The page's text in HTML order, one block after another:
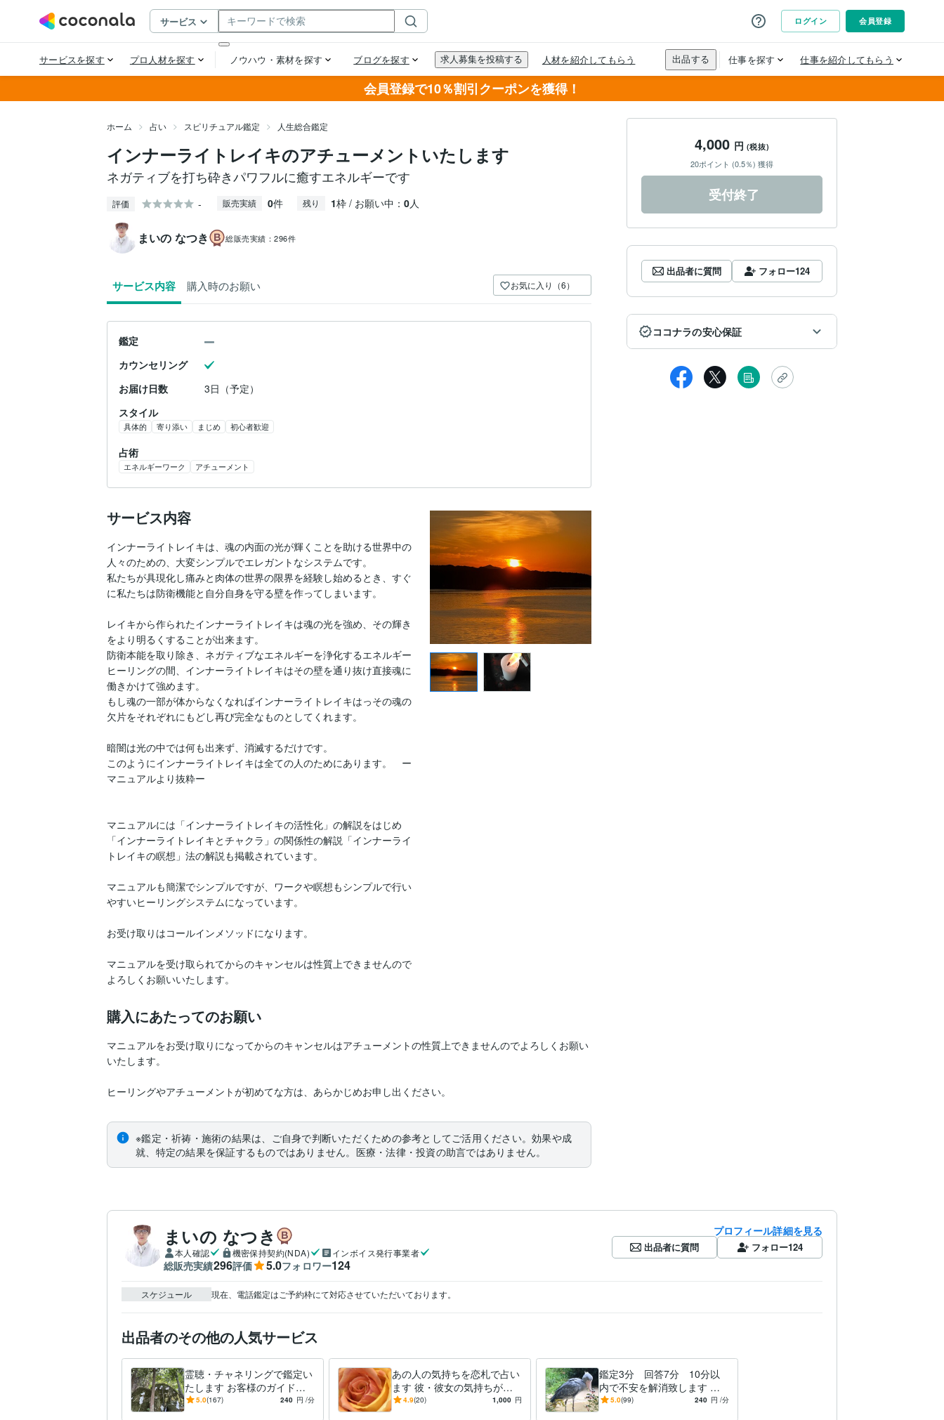
会員登録で10％割引クーポンを獲得！
ホーム 占い スピリチュアル鑑定 人生総合鑑定
インナーライトレイキのアチューメントいたします
ネガティブを打ち砕きパワフルに癒すエネルギーです
評価 - 販売実績 0件 残り 1枠 / お願い中： 0人
まいの なつき 総販売実績：296件
サービス内容 購入時のお願い お気に入り（6）
鑑定
カウンセリング
お届け日数
3日（予定）
スタイル
具体的 寄り添い まじめ 初心者歓迎
占術
エネルギーワーク アチューメント
サービス内容
インナーライトレイキは、魂の内面の光が輝くことを助ける世界中の
人々のための、大変シンプルでエレガントなシステムです。
私たちが具現化し痛みと肉体の世界の限界を経験し始めるとき、すぐ
に私たちは防衛機能と自分自身を守る壁を作ってしまいます。
レイキから作られたインナーライトレイキは魂の光を強め、その輝き
をより明るくすることが出来ます。
防衛本能を取り除き、ネガティブなエネルギーを浄化するエネルギー
ヒーリングの間、インナーライトレイキはその壁を通り抜け直接魂に
働きかけて強めます。
もし魂の一部が体からなくなればインナーライトレイキはっその魂の
欠片をそれぞれにもどし再び完全なものとしてくれます。
暗闇は光の中では何も出来ず、消滅するだけです。
このようにインナーライトレイキは全ての人のためにあります。　ー
マニュアルより抜粋ー
マニュアルには「インナーライトレイキの活性化」の解説をはじめ
「インナーライトレイキとチャクラ」の関係性の解説「インナーライ
トレイキの瞑想」法の解説も掲載されています。
マニュアルも簡潔でシンプルですが、ワークや瞑想もシンプルで行い
やすいヒーリングシステムになっています。
お受け取りはコールインメソッドになります。
マニュアルを受け取られてからのキャンセルは性質上できませんので
よろしくお願いいたします。
購入にあたってのお願い
マニュアルをお受け取りになってからのキャンセルはアチューメントの性質上できませんのでよろしくお願い
いたします。
ヒーリングやアチューメントが初めてな方は、あらかじめお申し出ください。
※鑑定・祈祷・施術の結果は、ご自身で判断いただくための参考としてご活用ください。効果や成
就、特定の結果を保証するものではありません。医療・法律・投資の助言ではありません。
4,000 円 (税抜)
20ポイント (0.5％) 獲得
受付終了
出品者に質問 フォロー124
ココナラの安心保証
まいの なつき
本人確認 機密保持契約(NDA) インボイス発行事業者
総販売実績296評価 5.0フォロワー124
プロフィール詳細を見る
出品者に質問 フォロー124
スケジュール 現在、電話鑑定はご予約枠にて対応させていただいております。
出品者のその他の人気サービス
霊聴・チャネリングで鑑定い
たします お客様のガイドさ
んが伝えたい事を分かりやす
5.0(167) 240 円 /分
あの人の気持ちを恋札で占い
ます 彼・彼女の気持ちが知
りたい、アドバイスが必要な
4.9(20) 1,000 円
鑑定3分 回答7分 10分以
内で不安を解消致します 彼
のお気持ち 今のお悩み 近
5.0(99) 240 円 /分